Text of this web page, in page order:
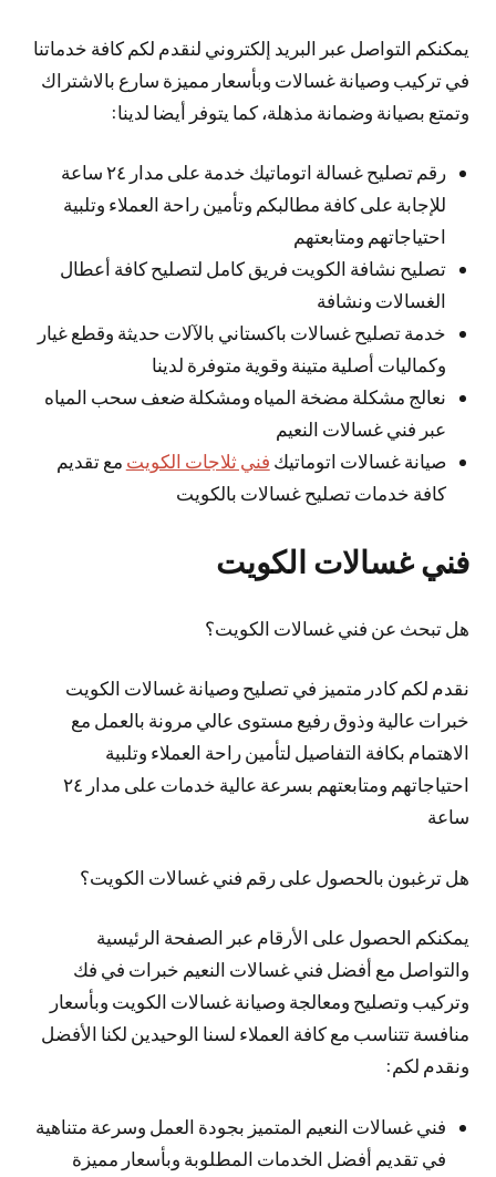
يمكنكم التواصل عبر البريد إلكتروني لنقدم لكم كافة خدماتنا
في تركيب وصيانة غسالات وبأسعار مميزة سارع بالاشتراك
وتمتع بصيانة وضمانة مذهلة، كما يتوفر أيضا لدينا:
رقم تصليح غسالة اتوماتيك خدمة على مدار ٢٤ ساعة
للإجابة على كافة مطالبكم وتأمين راحة العملاء وتلبية
احتياجاتهم ومتابعتهم
تصليح نشافة الكويت فريق كامل لتصليح كافة أعطال
الغسالات ونشافة
خدمة تصليح غسالات باكستاني بالآلات حديثة وقطع غيار
وكماليات أصلية متينة وقوية متوفرة لدينا
نعالج مشكلة مضخة المياه ومشكلة ضعف سحب المياه
عبر فني غسالات النعيم
صيانة غسالات اتوماتيك فني ثلاجات الكويت مع تقديم
كافة خدمات تصليح غسالات بالكويت
فني غسالات الكويت
هل تبحث عن فني غسالات الكويت؟
نقدم لكم كادر متميز في تصليح وصيانة غسالات الكويت
خبرات عالية وذوق رفيع مستوى عالي مرونة بالعمل مع
الاهتمام بكافة التفاصيل لتأمين راحة العملاء وتلبية
احتياجاتهم ومتابعتهم بسرعة عالية خدمات على مدار ٢٤
ساعة
هل ترغبون بالحصول على رقم فني غسالات الكويت؟
يمكنكم الحصول على الأرقام عبر الصفحة الرئيسية
والتواصل مع أفضل فني غسالات النعيم خبرات في فك
وتركيب وتصليح ومعالجة وصيانة غسالات الكويت وبأسعار
منافسة تتناسب مع كافة العملاء لسنا الوحيدين لكنا الأفضل
ونقدم لكم:
فني غسالات النعيم المتميز بجودة العمل وسرعة متناهية
في تقديم أفضل الخدمات المطلوبة وبأسعار مميزة